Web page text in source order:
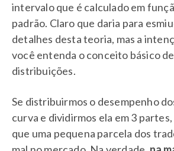
intervalo que é calculado em
padrão. Claro que daria para
detalhes desta teoria, mas a
você entenda o conceito básico
distribuições.
Se distribuirmos o desempenho
curva e dividirmos ela em 3
que uma pequena parcela dos